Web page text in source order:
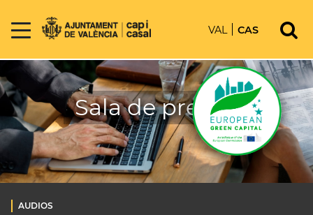
VAL CAS
Sala de prensa
AUDIOS